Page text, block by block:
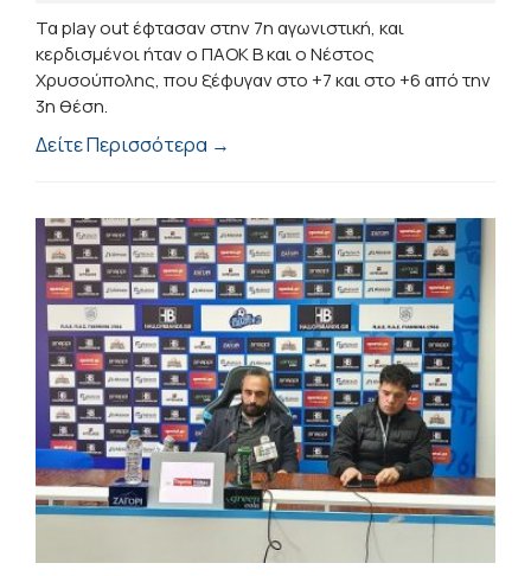
Τα play out έφτασαν στην 7η αγωνιστική, και
κερδισμένοι ήταν ο ΠΑΟΚ Β και ο Νέστος
Χρυσούπολης, που ξέφυγαν στο +7 και στο +6 από την
3η θέση.
Δείτε Περισσότερα →